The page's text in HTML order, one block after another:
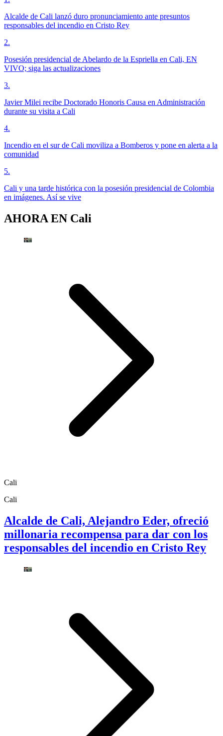
Alcalde de Cali lanzó duro pronunciamiento ante presuntos
responsables del incendio en Cristo Rey
2.
Posesión presidencial de Abelardo de la Espriella en Cali, EN
VIVO; siga las actualizaciones
3.
Javier Milei recibe Doctorado Honoris Causa en Administración
durante su visita a Cali
4.
Incendio en el sur de Cali moviliza a Bomberos y pone en alerta a la
comunidad
5.
Cali y una tarde histórica con la posesión presidencial de Colombia
en imágenes. Así se vive
AHORA EN Cali
Cali
Cali
Alcalde de Cali, Alejandro Eder, ofreció
millonaria recompensa para dar con los
responsables del incendio en Cristo Rey